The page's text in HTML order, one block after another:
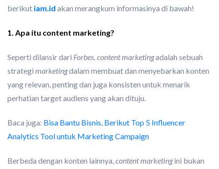
berikut iam.id akan merangkum informasinya di bawah!
1. Apa itu content marketing?
Seperti dilansir dari Forbes, content marketingadalah sebuah
strategi marketingdalam membuat dan menyebarkan konten
yang relevan, penting dan juga konsisten untuk menarik
perhatian target audiens yang akan dituju.
Baca juga: Bisa Bantu Bisnis, Berikut Top 5 Influencer
Analytics Tool untuk Marketing Campaign
Berbeda dengan konten lainnya,content marketingini bukan